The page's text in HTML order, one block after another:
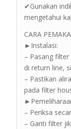
✔Gunakan
mengetahui
CARA
►Instalasi:
– Pasang
di return line,
– Pastikan
pada filter
– Periksa
– Ganti filter